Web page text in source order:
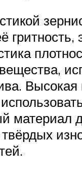
гритность,
Высокая
материал